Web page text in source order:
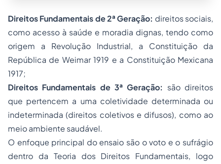
Direitos Fundamentais de 2ª Geração: direitos sociais,
como acesso à saúde e moradia dignas, tendo como
origem a Revolução Industrial, a Constituição da
República de Weimar 1919 e a Constituição Mexicana
1917;
Direitos Fundamentais de 3ª Geração: são direitos
que pertencem a uma coletividade determinada ou
indeterminada (direitos coletivos e difusos), como ao
meio ambiente saudável.
O enfoque principal do ensaio são o voto e o sufrágio
dentro da Teoria dos Direitos Fundamentais, logo